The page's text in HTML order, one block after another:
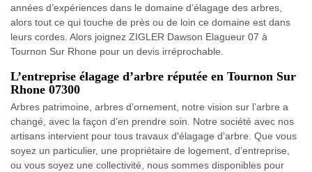
années d’expériences dans le domaine d’élagage des arbres,
alors tout ce qui touche de près ou de loin ce domaine est dans
leurs cordes. Alors joignez ZIGLER Dawson Elagueur 07 à
Tournon Sur Rhone pour un devis irréprochable.
L’entreprise élagage d’arbre réputée en Tournon Sur
Rhone 07300
Arbres patrimoine, arbres d’ornement, notre vision sur l’arbre a
changé, avec la façon d’en prendre soin. Notre société avec nos
artisans intervient pour tous travaux d'élagage d'arbre. Que vous
soyez un particulier, une propriétaire de logement, d’entreprise,
ou vous soyez une collectivité, nous sommes disponibles pour